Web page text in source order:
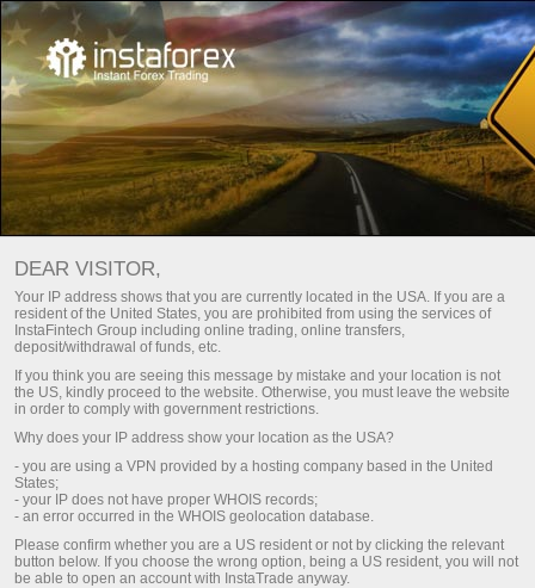
خدمات الفوركس
افتح حساب تداول
افتح حسابا تجريبيا
DEAR VISITOR,
Your IP address shows that you are currently located in the USA. If you are a
resident of the United States, you are prohibited from using the services of
InstaFintech Group including online trading, online transfers,
deposit/withdrawal of funds, etc.
If you think you are seeing this message by mistake and your location is not
the US, kindly proceed to the website. Otherwise, you must leave the website
in order to comply with government restrictions.
Why does your IP address show your location as the USA?
- you are using a VPN provided by a hosting company based in the United
States;
- your IP does not have proper WHOIS records;
- an error occurred in the WHOIS geolocation database.
Please confirm whether you are a US resident or not by clicking the relevant
button below. If you choose the wrong option, being a US resident, you will not
be able to open an account with InstaTrade anyway.